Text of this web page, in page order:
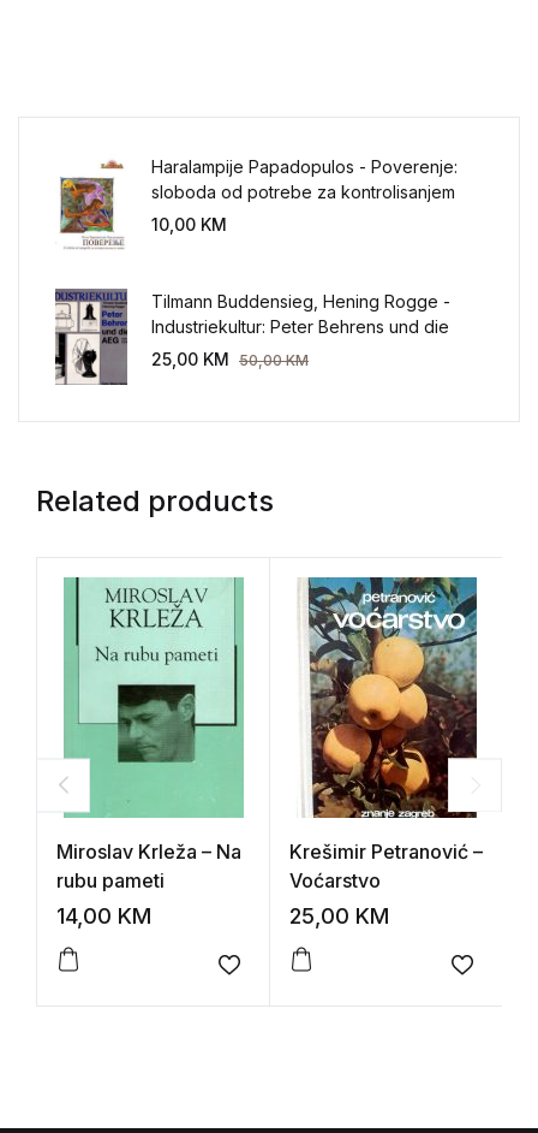
Haralampije Papadopulos - Poverenje:
sloboda od potrebe za kontrolisanjem
sveta
10,00 KM
Tilmann Buddensieg, Hening Rogge -
Industriekultur: Peter Behrens und die
AEG 1907-1914.
25,00 KM 50,00KM
Related products
Miroslav Krleža – Na
rubu pameti
14,00 KM
Add to wishlist
Krešimir Petranović –
Voćarstvo
25,00 KM
Add to